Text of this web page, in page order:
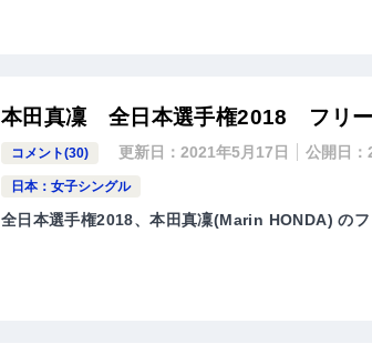
本田真凜 全日本選手権2018 フリ
コメント(30) 更新日：2021年5月17日 公開日：
日本：女子シングル
全日本選手権2018、本田真凜(Marin HONDA) のフ